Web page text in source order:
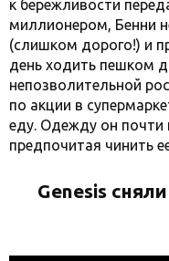
к бережливости
миллионером, Бенни
(слишком дорого!) и
день ходить пешком
непозволительной
по акции в
еду. Одежду он почти
предпочитая чинить
Genesis